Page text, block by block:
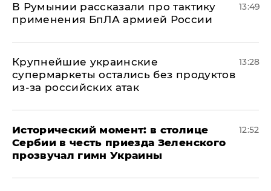
В Румынии рассказали про тактику
применения БпЛА армией России
13:49
Крупнейшие украинские
супермаркеты остались без продуктов
из-за российских атак
13:28
Исторический момент: в столице
Сербии в честь приезда Зеленского
прозвучал гимн Украины
12:52